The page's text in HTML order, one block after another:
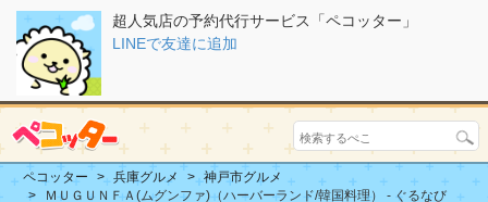
超人気店の予約代行サービス「ペコッター」
LINEで友達に追加
ペコッター 兵庫グルメ
神戸市グルメ
ＭＵＧＵＮＦＡ(ムグンファ)（ハーバーランド/韓国料理） - ぐるなび